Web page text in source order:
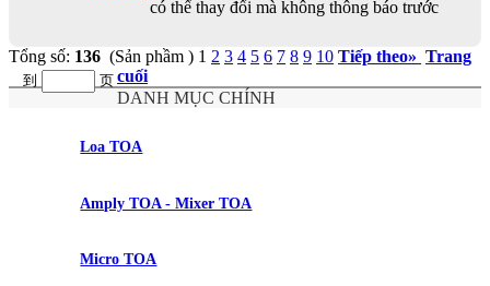
có thể thay đổi mà không thông báo trước
Tổng số: 136 (Sản phầm ) 1 2 3 4 5 6 7 8 9 10 Tiếp theo» Trang
cuối
到 页
DANH MỤC CHÍNH
Loa TOA
Amply TOA - Mixer TOA
Micro TOA